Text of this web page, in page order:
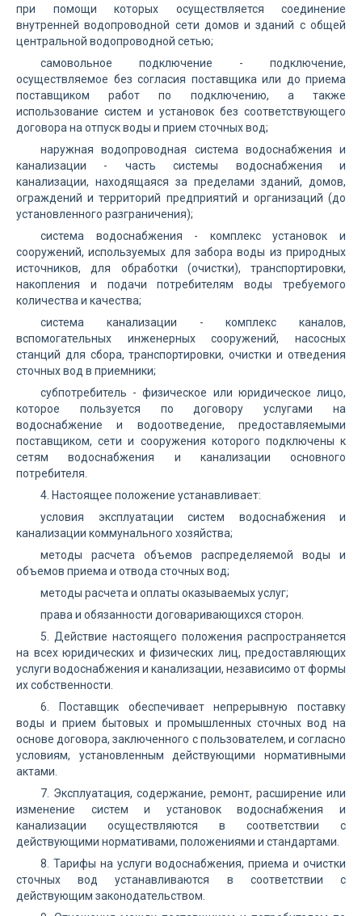
при помощи которых осуществляется соединение
внутренней водопроводной сети домов и зданий с общей
центральной водопроводной сетью;
самовольное подключение - подключение,
осуществляемое без согласия поставщика или до приема
поставщиком работ по подключению, а также
использование систем и установок без соответствующего
договора на отпуск воды и прием сточных вод;
наружная водопроводная система водоснабжения и
канализации - часть системы водоснабжения и
канализации, находящаяся за пределами зданий, домов,
ограждений и территорий предприятий и организаций (до
установленного разграничения);
система водоснабжения - комплекс установок и
сооружений, используемых для забора воды из природных
источников, для обработки (очистки), транспортировки,
накопления и подачи потребителям воды требуемого
количества и качества;
система канализации - комплекс каналов,
вспомогательных инженерных сооружений, насосных
станций для сбора, транспортировки, очистки и отведения
сточных вод в приемники;
субпотребитель - физическое или юридическое лицо,
которое пользуется по договору услугами на
водоснабжение и водоотведение, предоставляемыми
поставщиком, сети и сооружения которого подключены к
сетям водоснабжения и канализации основного
потребителя.
4. Настоящее положение устанавливает:
условия эксплуатации систем водоснабжения и
канализации коммунального хозяйства;
методы расчета объемов распределяемой воды и
объемов приема и отвода сточных вод;
методы расчета и оплаты оказываемых услуг;
права и обязанности договаривающихся сторон.
5. Действие настоящего положения распространяется
на всех юридических и физических лиц, предоставляющих
услуги водоснабжения и канализации, независимо от формы
их собственности.
6. Поставщик обеспечивает непрерывную поставку
воды и прием бытовых и промышленных сточных вод на
основе договора, заключенного с пользователем, и согласно
условиям, установленным действующими нормативными
актами.
7. Эксплуатация, содержание, ремонт, расширение или
изменение систем и установок водоснабжения и
канализации осуществляются в соответствии с
действующими нормативами, положениями и стандартами.
8. Тарифы на услуги водоснабжения, приема и очистки
сточных вод устанавливаются в соответствии с
действующим законодательством.